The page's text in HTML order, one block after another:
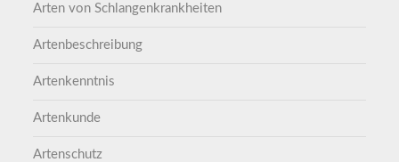
Arten von Schlangenkrankheiten
Artenbeschreibung
Artenkenntnis
Artenkunde
Artenschutz